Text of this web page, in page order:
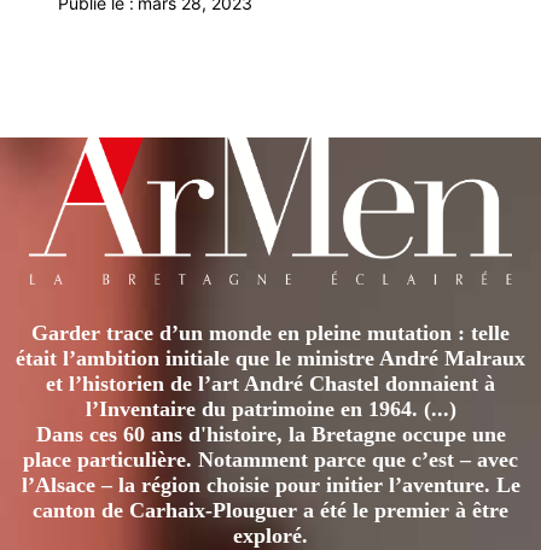
Garder trace d’un monde en pleine mutation : telle
était l’ambition initiale que le ministre André Malraux
et l’historien de l’art André Chastel donnaient à
l’Inventaire du patrimoine en 1964. (...)
Dans ces 60 ans d'histoire, la Bretagne occupe une
place particulière. Notamment parce que c’est – avec
l’Alsace – la région choisie pour initier l’aventure. Le
canton de Carhaix-Plouguer a été le premier à être
exploré.